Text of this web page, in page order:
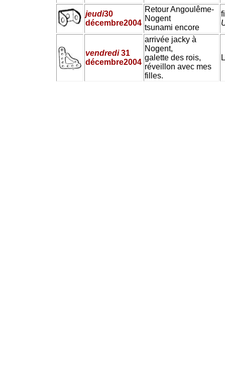
jeudi30
décembre2004
Retour Angoulême-
Nogent
tsunami encore
vendredi31
décembre2004
arrivée jacky à
Nogent,
galette des rois,
réveillon avec mes
filles.